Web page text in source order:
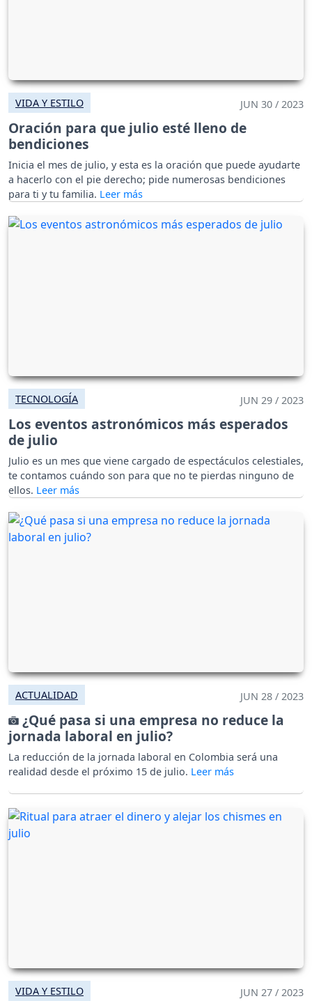
VIDA Y ESTILO JUN 30 / 2023
Oración para que julio esté lleno de
bendiciones
Inicia el mes de julio, y esta es la oración que puede ayudarte
a hacerlo con el pie derecho; pide numerosas bendiciones
para ti y tu familia.
TECNOLOGÍA JUN 29 / 2023
Los eventos astronómicos más esperados
de julio
Julio es un mes que viene cargado de espectáculos celestiales,
te contamos cuándo son para que no te pierdas ninguno de
ellos.
ACTUALIDAD JUN 28 / 2023
¿Qué pasa si una empresa no reduce la
jornada laboral en julio?
La reducción de la jornada laboral en Colombia será una
realidad desde el próximo 15 de julio.
VIDA Y ESTILO JUN 27 / 2023